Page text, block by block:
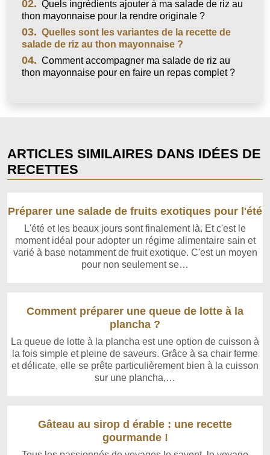
02. Quels ingrédients ajouter à ma salade de riz au
thon mayonnaise pour la rendre originale ?
03. Quelles sont les variantes de la recette de
salade de riz au thon mayonnaise ?
04. Comment accompagner ma salade de riz au
thon mayonnaise pour en faire un repas complet ?
ARTICLES SIMILAIRES DANS IDÉES DE
RECETTES
Préparer une salade de fruits exotiques pour l'été
L'été et les beaux jours sont finalement là. Et c'est le
moment idéal pour adopter un régime alimentaire sain et
varié à base notamment de fruit exotique. C'est un moyen
pour non seulement se…
Comment préparer une queue de lotte à la
plancha ?
La queue de lotte à la plancha est une option de cuisson à
la fois simple et pleine de saveurs. Grâce à sa chair ferme
et délicate, elle se prête particulièrement bien à la cuisson
sur une plancha,…
Gâteau au sirop d érable : une recette
gourmande !